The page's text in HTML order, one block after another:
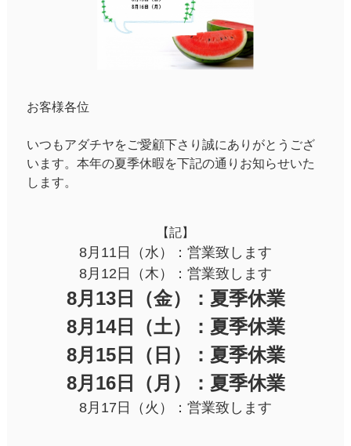
お客様各位
いつもアダチヤをご愛顧下さり誠にありがとうござ
います。本年の夏季休暇を下記の通りお知らせいた
します。
【記】
8月11日（水）：営業致します
8月12日（木）：営業致します
8月13日（金）：夏季休業
8月14日（土）：夏季休業
8月15日（日）：夏季休業
8月16日（月）：夏季休業
8月17日（火）：営業致します